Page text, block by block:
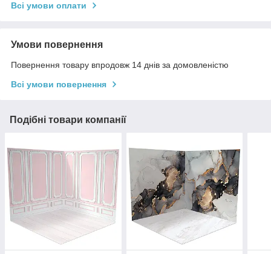
Всі умови оплати
Умови повернення
Повернення товару впродовж 14 днів за домовленістю
Всі умови повернення
Подібні товари компанії